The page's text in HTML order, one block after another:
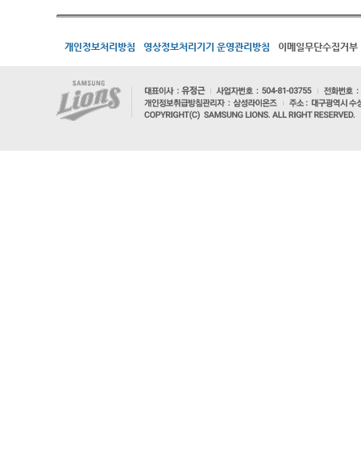
개인정보처리방침 영상정보처리기기 운영관리방침 이메일무단수집거부